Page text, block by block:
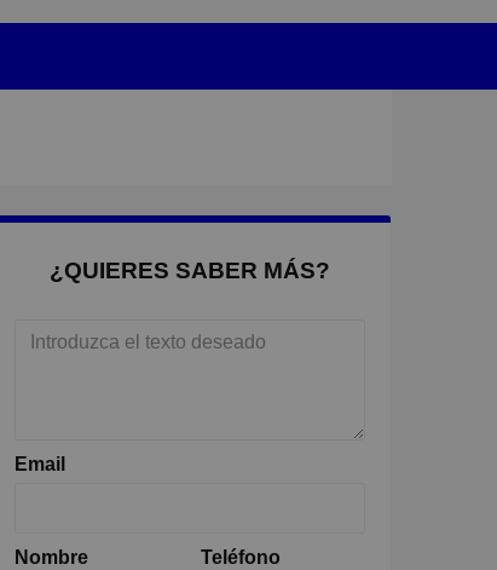
¿QUIERES SABER MÁS?
Email
Nombre Teléfono